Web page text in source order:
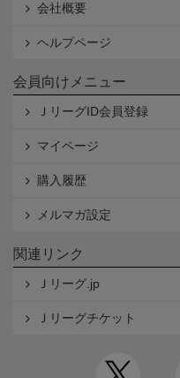
会社概要
ヘルプページ
会員向けメニュー
ＪリーグID会員登録
マイページ
購入履歴
メルマガ設定
関連リンク
Ｊリーグ.jp
Ｊリーグチケット